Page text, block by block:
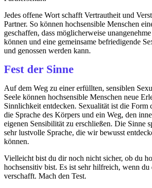
Jedes offene Wort schafft Vertrautheit und
Partner. So können hochsensible Menschen
geschaffen, dass möglicherweise
können und eine gemeinsame befriedigende
und genossen werden kann.
Fest der Sinne
Auf dem Weg zu einer erfüllten, sensiblen
Seele können hochsensible Menschen neue
Sinnlichkeit entdecken. Sexualität ist die Form
die Sprache des Körpers und ein Weg, den
eigenen Sensibilität zu erschließen. Die Sinne
sehr lustvolle Sprache, die wir bewusst
können.
Vielleicht bist du dir noch nicht sicher, ob du
hochsensitiv bist. Es ist sehr hilfreich, wenn
verschafft. Mach den Test.